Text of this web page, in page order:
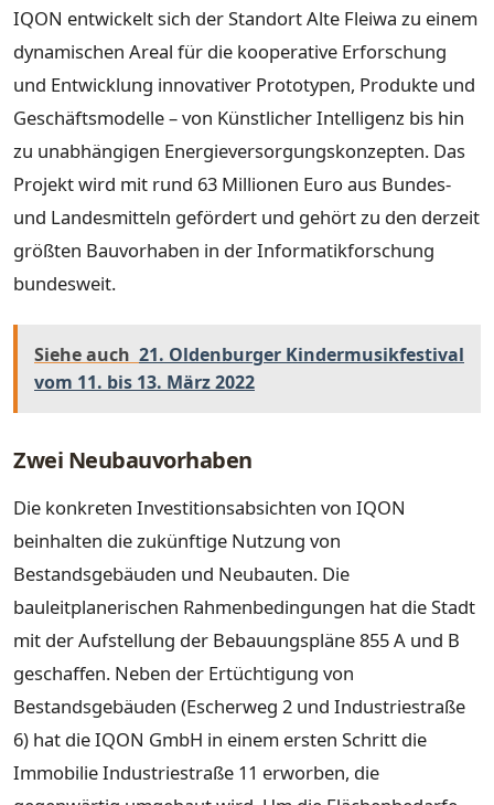
IQON entwickelt sich der Standort Alte Fleiwa zu einem
dynamischen Areal für die kooperative Erforschung
und Entwicklung innovativer Prototypen, Produkte und
Geschäftsmodelle – von Künstlicher Intelligenz bis hin
zu unabhängigen Energieversorgungskonzepten. Das
Projekt wird mit rund 63 Millionen Euro aus Bundes-
und Landesmitteln gefördert und gehört zu den derzeit
größten Bauvorhaben in der Informatikforschung
bundesweit.
Siehe auch 21. Oldenburger Kindermusikfestival
vom 11. bis 13. März 2022
Zwei Neubauvorhaben
Die konkreten Investitionsabsichten von IQON
beinhalten die zukünftige Nutzung von
Bestandsgebäuden und Neubauten. Die
bauleitplanerischen Rahmenbedingungen hat die Stadt
mit der Aufstellung der Bebauungspläne 855 A und B
geschaffen. Neben der Ertüchtigung von
Bestandsgebäuden (Escherweg 2 und Industriestraße
6) hat die IQON GmbH in einem ersten Schritt die
Immobilie Industriestraße 11 erworben, die